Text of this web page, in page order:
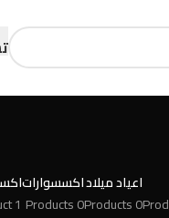
اعياد ميلاد
0 Products
اكسسوارات
0 Products
1 Product